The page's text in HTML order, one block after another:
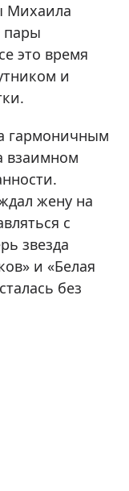
Михаила
пары
это время
и
гармоничным
взаимном
жену на
с
звезда
и «Белая
без